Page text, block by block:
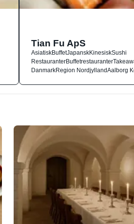
Tian Fu ApS
AsiatiskBuffetJapanskKinesiskSushi
RestauranterBuffetrestauranter
DanmarkRegion NordjyllandAalborg